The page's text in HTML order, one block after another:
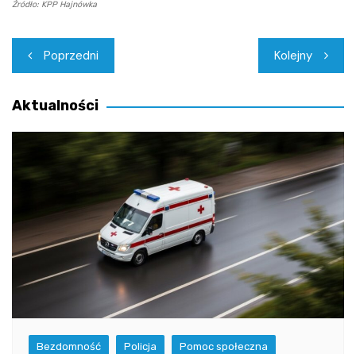
Źródło: KPP Hajnówka
Nawigacja
wpisu
Poprzedni Kolejny
Aktualności
Bezdomność Policja Pomoc społeczna